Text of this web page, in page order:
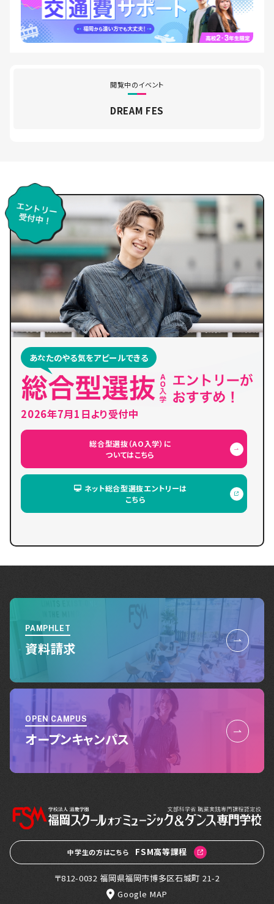
閲覧中のイベント
DREAM FES
あなたのやる気をアピールできる
2026年7月1日より受付中
総合型選抜（AO入学）に
ついてはこちら
ネット総合型選抜エントリーは
こちら
PAMPHLET
資料請求
OPEN CAMPUS
オープンキャンパス
中学生の方はこちら FSM高等課程
〒812-0032 福岡県福岡市博多区石城町 21-2
Google MAP